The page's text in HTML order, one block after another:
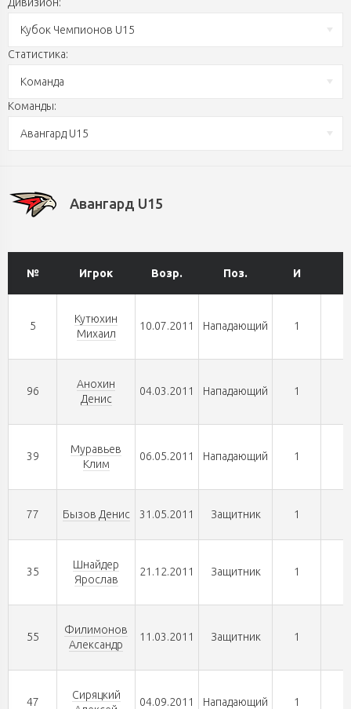
Кубок Чемпионов U15
Статистика:
Команда
Команды:
Авангард U15
Авангард U15
№ Игрок Возр. Поз. И
5
Кутюхин
Михаил
10.07.2011 Нападающий 1
96
Анохин
Денис
04.03.2011 Нападающий 1
39
Муравьев
Клим
06.05.2011 Нападающий 1
77 Бызов Денис 31.05.2011 Защитник 1
35
Шнайдер
Ярослав
21.12.2011 Защитник 1
55
Филимонов
Александр
11.03.2011 Защитник 1
47
Сиряцкий
04.09.2011 Нападающий 1